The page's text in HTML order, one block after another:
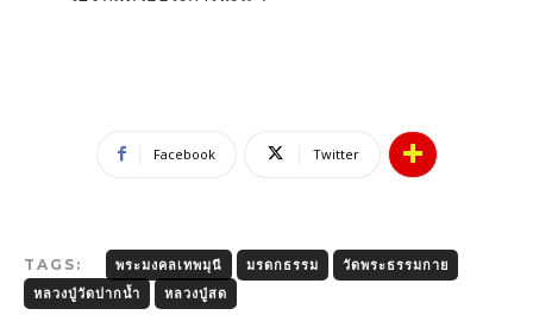
Facebook Twitter
TAGS: พระมงคลเทพมุนี มรดกธรรม
วัดพระธรรมกาย
หลวงปู่วัดปากน้ำ
หลวงปู่สด